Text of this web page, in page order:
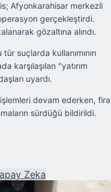
Afyonkarahisar merkezli
gerçekleştirdi.
gözaltına alındı.
suçlarda kullanımının
karşılaşılan "yatırım
uyardı.
işlemleri devam ederken,
sürdüğü bildirildi.
Zeka